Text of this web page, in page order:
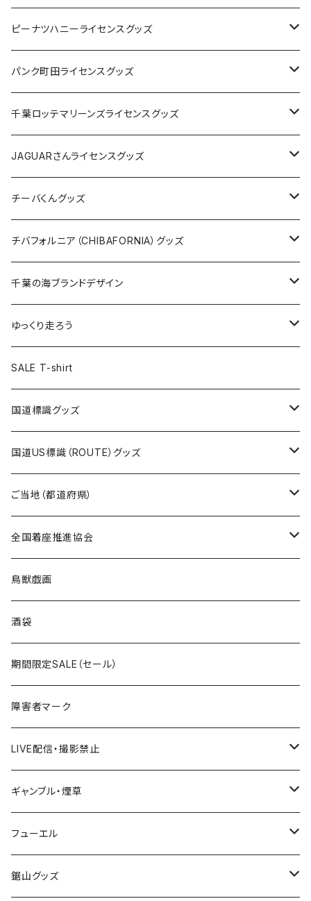
キャップ
ステッカー
缶バッジ
ホテルキーホルダー
ステッカー
缶バッジ
アクリルキーホルダー
ホテルキーホルダー
クリアファイル
Tシャツ
キャップ
トートバッグ
ランチバッグ
エコバッグ
ピーナツハニーライセンスグッズ
Tシャツ
キャップ
バッグ
ステッカー
缶バッジ
キーホルダー
クリアファイル
パンク町田ライセンスグッズ
Tシャツ
キャップ
バッグ
ステッカー
缶バッジ
キーホルダー
クリアファイル
千葉ロッテマリーンズライセンスグッズ
ステッカー
ステッカー
ステッカー大
缶バッジ
缶バッジ32mm
缶バッジ54mm
エコバッグ
JAGUARさんコラボグッズ
Tシャツ
ステッカー
サコッシュ
ホテルキーホルダー
モーテルキーホルダー
トートバッグ
JAGUARさんライセンスグッズ
Tシャツ
ステッカー
缶バッジ
クリアファイル
マスク
エコバッグ
千葉ロッテマリーンズコラボ
チーバくんグッズ
Tシャツ
キャップ
エコバッグ
ステッカー
モーテルキーホルダー
ホテルキーホルダー
トートバッグ
チバフォルニア（CHIBAFORNIA）グッズ
Tシャツ
キャップ
ステッカー
ホテルキーホルダー
千葉の海ブランドデザイン
Tシャツ
キャップ
ステッカー
ゆっくり走ろう
Tシャツ
ステッカー
ホテルキーホルダー
SALE T-shirt
国道標識グッズ
ステッカー
国道0～99号線
国道100～199号線
国道600～699号線
国道700～799号線
Tシャツ
キャップ
国道US標識（ROUTE）グッズ
ステッカー
ROUTE 0～99号線
ROUTE100～199号線
ROUTE600～699号線
ROUTE700～799号線
Tシャツ
ROUTE 0～99号線
ROUTE 100～199号線
ROUTE 600～699号線
ROUTE 700～799号線
キャップ
ROUTE 0～99号線
ROUTE 100～199号線
ROUTE 600～699号線
ROUTE 700～799号線
ご当地（都道府県）
北海道
青森県
岩手県
宮城県
秋田県
Tシャツ
ステッカー
山形県
福島県
茨城県
栃木県
全国着座推進協会
ステッカー
鳥獣戯画
酒袋
期間限定SALE（セール）
障害者マーク
LIVE配信・撮影禁止
LIVE配信禁止
撮影禁止
ギャンブル・煙草
ホテルキーホルダー
たばこ・禁煙ステッカー
フューエル
ステッカー
鋸山グッズ